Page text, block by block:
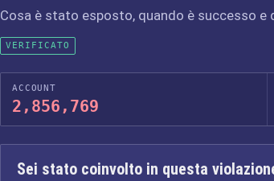
Cosa è stato esposto, quando è successo e
VERIFICATO
ACCOUNT
2,856,769
Sei stato coinvolto in questa